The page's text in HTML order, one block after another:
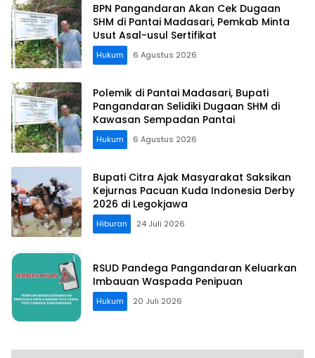
BPN Pangandaran Akan Cek Dugaan
SHM di Pantai Madasari, Pemkab Minta
Usut Asal-usul Sertifikat
Hukum 6 Agustus 2026
Polemik di Pantai Madasari, Bupati
Pangandaran Selidiki Dugaan SHM di
Kawasan Sempadan Pantai
Hukum 6 Agustus 2026
Bupati Citra Ajak Masyarakat Saksikan
Kejurnas Pacuan Kuda Indonesia Derby
2026 di Legokjawa
Hiburan 24 Juli 2026
RSUD Pandega Pangandaran Keluarkan
Imbauan Waspada Penipuan
Hukum 20 Juli 2026